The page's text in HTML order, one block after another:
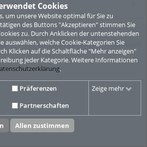
Cookies
um unsere Website optimal für Sie zu
des Buttons "Akzeptieren" stimmen Sie
zu. Durch Anklicken der untenstehenden
auswählen, welche Cookie-Kategorien Sie
Klicken auf die Schaltfläche "Mehr anzeigen"
jeder Kategorie. Weitere Informationen
.
Präferenzen
Partnerschaften
Zeige mehr
Allen zustimmen
Desktop Version
Datenschutzbestimmungen Impressum
(Ultimate)© 2010-2026